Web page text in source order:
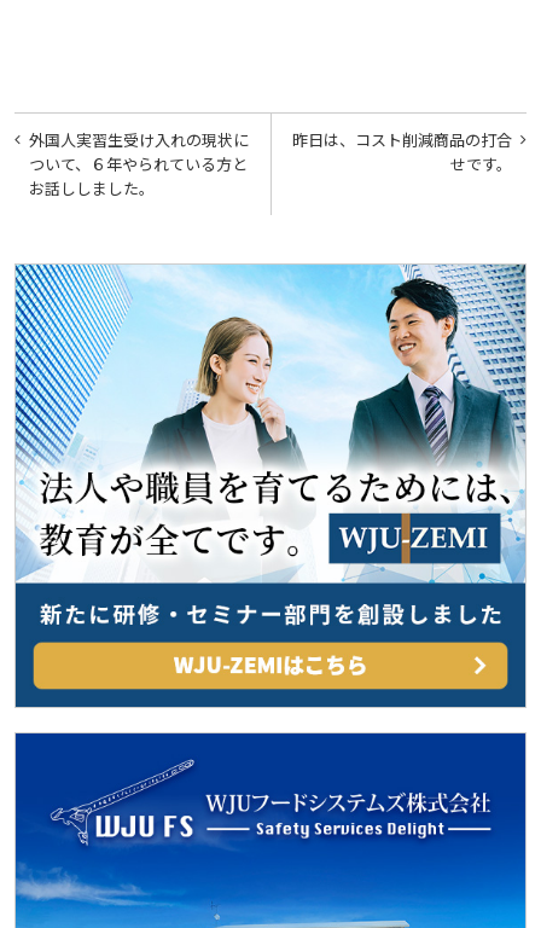
投
稿
ナ
ゲ
ー
シ
ョ
ン
昨日は、コスト削減商品の打合
せです。
外国人実習生受け入れの現状に
ついて、６年やられている方と
お話ししました。